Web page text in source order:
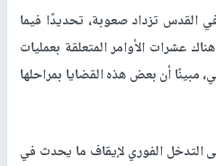
القدس تزداد صعوبة، تحديدًا فيما
عشرات الأوامر المتعلقة بعمليات
مبينًا أن بعض هذه القضايا بمراحلها
التدخل الفوري لإيقاف ما يحدث في